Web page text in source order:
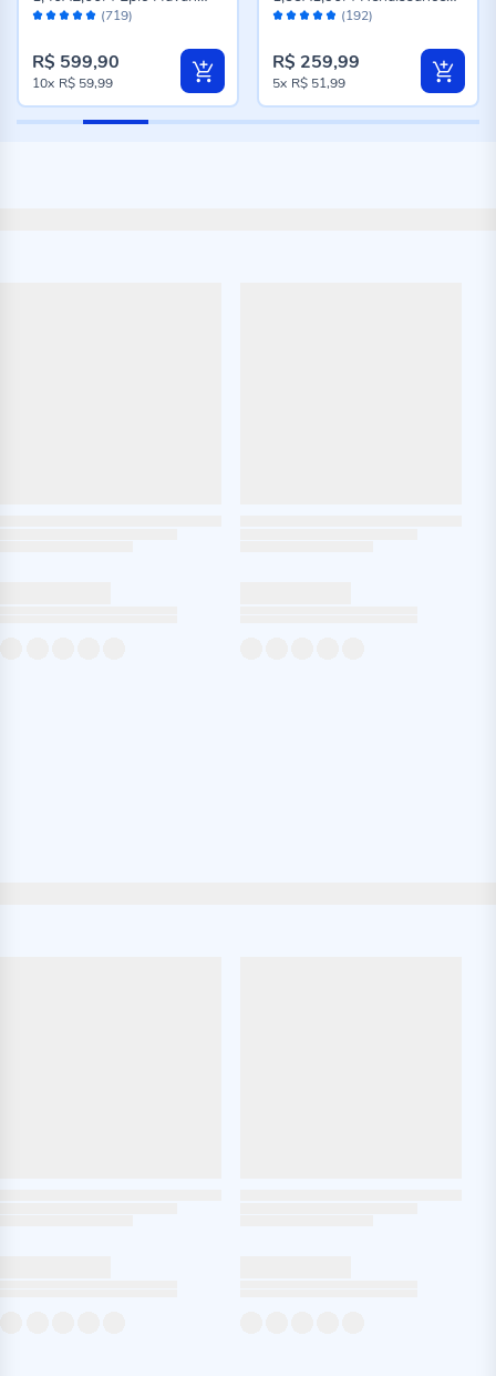
Avaliação: (719)
Casa - Cinza Novo
R$ 599,90
10x R$ 59,99
Avaliação: (192)
Havan Casa - Genova
R$ 259,99
5x R$ 51,99